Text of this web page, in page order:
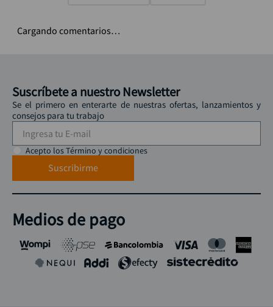
Cargando comentarios…
Suscríbete a nuestro Newsletter
Se el primero en enterarte de nuestras ofertas, lanzamientos y
consejos para tu trabajo
Acepto los Término y condiciones
Suscribirme
Medios de pago